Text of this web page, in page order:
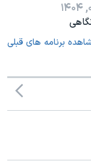
برنامه های قبلی